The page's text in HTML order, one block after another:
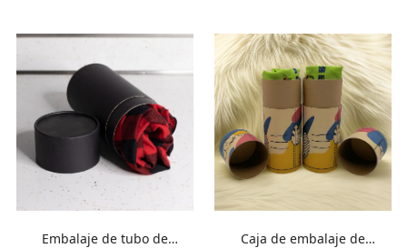
la tapa
papel cilíndrico Kraft
Embalaje de tubo de
Caja de embalaje de